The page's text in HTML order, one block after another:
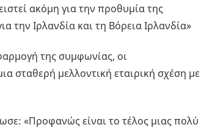
ακόμη για την προθυμία της
την Ιρλανδία και τη Βόρεια Ιρλανδία»
της συμφωνίας, οι
σταθερή μελλοντική εταιρική σχέση με
«Προφανώς είναι το τέλος μιας πολύ